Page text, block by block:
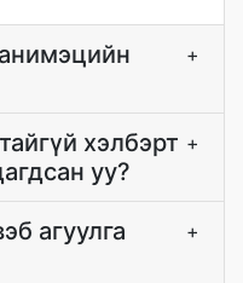
+
хэлбэрт
уу?
+
агуулга
+